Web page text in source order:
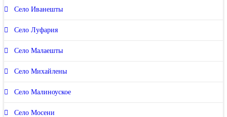
Село Иванешты
Село Луфария
Село Малаешты
Село Михайлены
Село Малиноуское
Село Мосени